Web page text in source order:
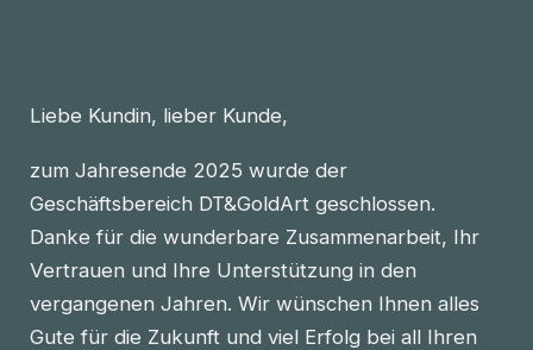
Liebe Kundin, lieber Kunde,
zum Jahresende 2025 wurde der
Geschäftsbereich DT&GoldArt geschlossen.
Danke für die wunderbare Zusammenarbeit, Ihr
Vertrauen und Ihre Unterstützung in den
vergangenen Jahren. Wir wünschen Ihnen alles
Gute für die Zukunft und viel Erfolg bei all Ihren